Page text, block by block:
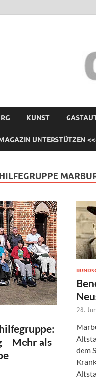
KUNST
UNTERSTÜTZEN
– Mehr als
28.
dem